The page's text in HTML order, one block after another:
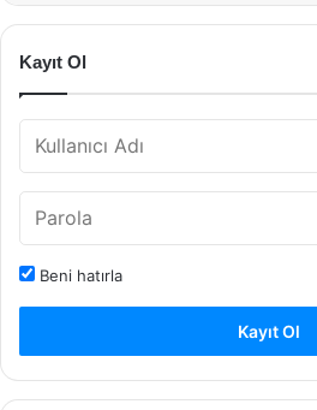
Kayıt Ol
Beni hatırla
Kayıt Ol